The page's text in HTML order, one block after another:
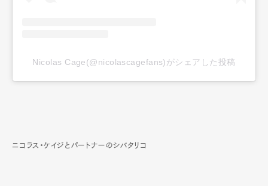
Nicolas Cage(@nicolascagefans)がシェアした投稿
ニコラス・ケイジとパートナーのシバタリコ